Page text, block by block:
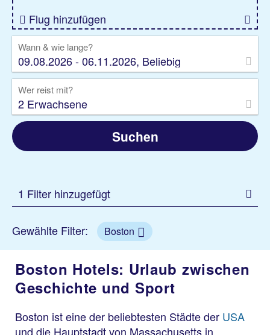
Flug hinzufügen
Wann & wie lange?
09.08.2026 - 06.11.2026, Beliebig
Wer reist mit?
2 Erwachsene
Suchen
1 Filter hinzugefügt
Gewählte Filter: Boston
Boston Hotels: Urlaub zwischen
Geschichte und Sport
Boston ist eine der beliebtesten Städte der USA
und die Hauptstadt von Massachusetts in